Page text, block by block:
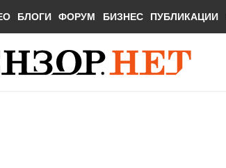
БЛОГИ ФОРУМ БИЗНЕС ПУБЛИКАЦИИ